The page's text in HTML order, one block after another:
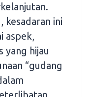
kesadaran ini
aspek,
yang hijau
“gudang